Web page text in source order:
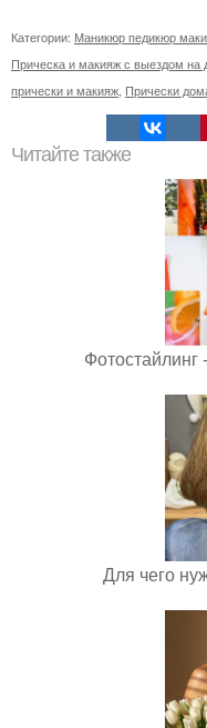
Категории: Маникюр педикюр
Прическа и макияж с выездом на
прически и макияж Прически
Читайте также
Для чего